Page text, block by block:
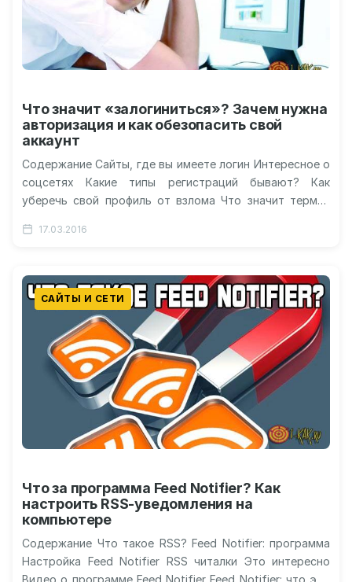
Что значит «залогиниться»? Зачем нужна
авторизация и как обезопасить свой
аккаунт
Содержание Сайты, где вы имеете логин Интересное о
соцсетях Какие типы регистраций бывают? Как
уберечь свой профиль от взлома Что значит термин
17.03.2016
САЙТЫ И СЕТИ
Что за программа Feed Notifier? Как
настроить RSS-уведомления на
компьютере
Содержание Что такое RSS? Feed Notifier: программа
Настройка Feed Notifier RSS читалки Это интересно